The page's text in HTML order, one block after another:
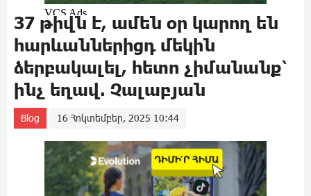
37 թիվն է, ամեն օր կարող են
հարևաններիցդ մեկին
ձերբակալել, հետո չիմանանք՝
ինչ եղավ. Չալաբյան
Blog 16 Հոկտեմբեր, 2025 10:44